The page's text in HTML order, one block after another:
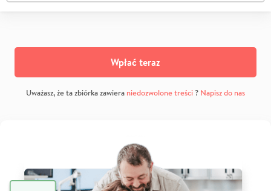
Wpłać teraz
Uważasz, że ta zbiórka zawiera niedozwolone treści? Napisz do nas